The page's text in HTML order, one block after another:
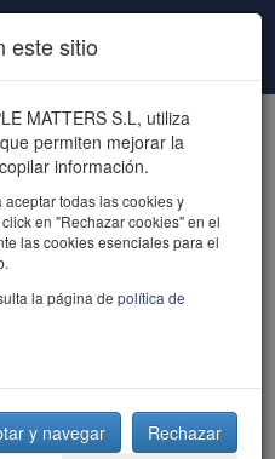
by talent
este sitio
MATTERS S.L, utiliza
permiten mejorar la
información.
todas las cookies y
en "Rechazar cookies" en el
las cookies esenciales para el
la página de política de
y navegar
Rechazar